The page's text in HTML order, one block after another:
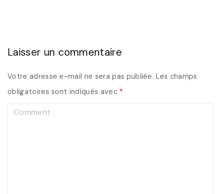
Laisser un commentaire
Votre adresse e-mail ne sera pas publiée. Les champs
obligatoires sont indiqués avec *